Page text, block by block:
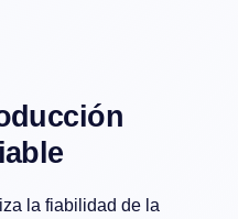
la fiabilidad de la